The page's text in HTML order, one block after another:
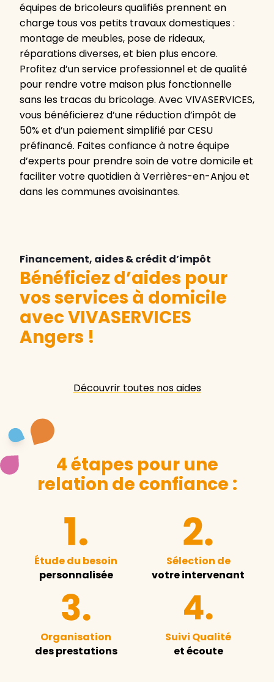
équipes de bricoleurs qualifiés prennent en
charge tous vos petits travaux domestiques :
montage de meubles, pose de rideaux,
réparations diverses, et bien plus encore.
Profitez d’un service professionnel et de qualité
pour rendre votre maison plus fonctionnelle
sans les tracas du bricolage. Avec VIVASERVICES,
vous bénéficierez d’une réduction d’impôt de
50% et d’un paiement simplifié par CESU
préfinancé. Faites confiance à notre équipe
d’experts pour prendre soin de votre domicile et
faciliter votre quotidien à Verrières-en-Anjou et
dans les communes avoisinantes.
Financement, aides & crédit d’impôt
Bénéficiez d’aides pour
vos services à domicile
avec VIVASERVICES
Angers !
Découvrir toutes nos aides
4 étapes pour une
relation de confiance :
Étude du besoin
personnalisée
Sélection de
votre intervenant
Organisation
des prestations
Suivi Qualité
et écoute